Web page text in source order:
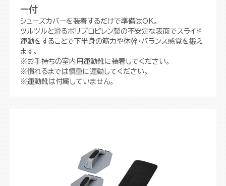
ー付
シューズカバーを装着するだけで準備はOK。
ツルツルと滑るポリプロピレン製の不安定な表面でスライド
運動をすることで下半身の筋力や体幹・バランス感覚を鍛え
ます。
※お手持ちの室内用運動靴に装着してください。
※慣れるまでは慎重に運動してください。
※運動靴は付属していません。